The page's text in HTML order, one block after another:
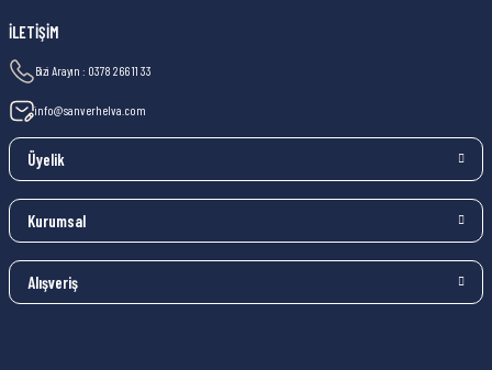
İLETİŞİM
Bizi Arayın : 0378 266 11 33
info@sanverhelva.com
Üyelik
Kurumsal
Alışveriş